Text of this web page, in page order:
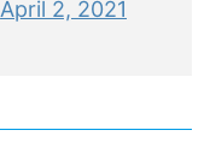
April 2, 2021